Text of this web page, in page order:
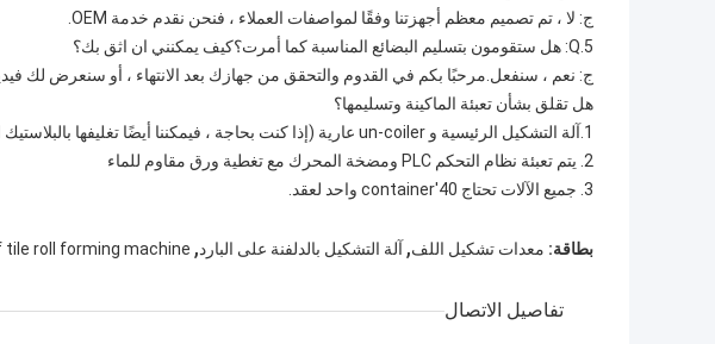
ج: لا ، تم تصميم معظم أجهزتنا وفقًا لمواصفات العملاء ، فنحن نقدم خدمة OEM.
5.Q: هل ستقومون بتسليم البضائع المناسبة كما أمرت؟كيف يمكنني ان اثق بك؟
ج: نعم ، سنفعل.مرحبًا بكم في القدوم والتحقق من جهازك بعد الانتهاء ، أو سنعرض لك فيديو
هل تقلق بشأن تعبئة الماكينة وتسليمها؟
1.آلة التشكيل الرئيسية و un-coiler عارية (إذا كنت بحاجة ، فيمكننا أيضًا تغليفها بالبلاستيك المقاوم للماء)
2. يتم تعبئة نظام التحكم PLC ومضخة المحرك مع تغطية ورق مقاوم للماء
3. جميع الآلات تحتاج 40'container واحد لعقد.
بطاقة: معدات تشكيل اللف, آلة التشكيل بالدلفنة على البارد,
roll forming machine
تفاصيل الاتصال